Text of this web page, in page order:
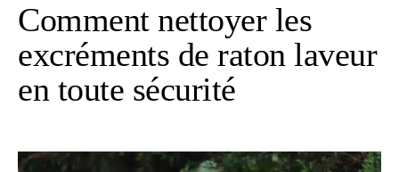
Comment nettoyer les
excréments de raton laveur
en toute sécurité